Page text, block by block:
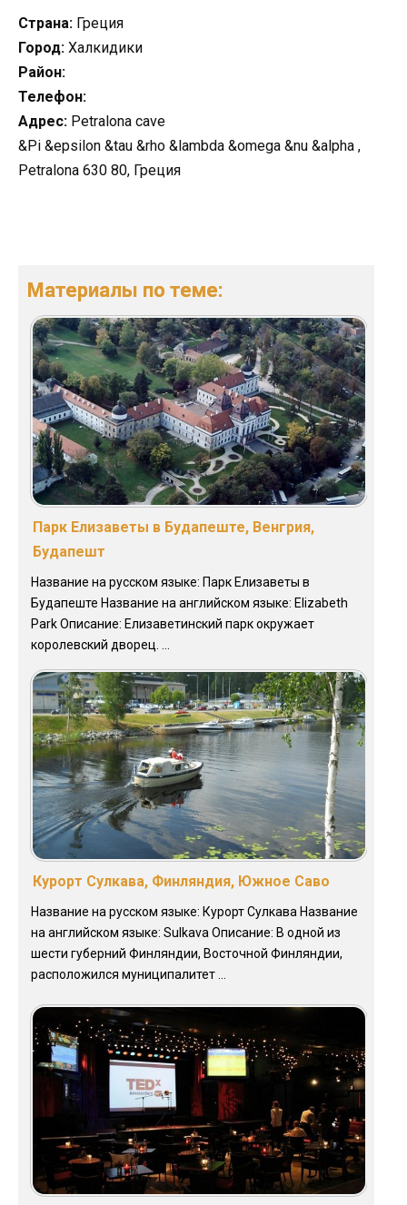
Страна: Греция
Город: Халкидики
Район:
Телефон:
Адрес: Petralona cave
&Pi &epsilon &tau &rho &lambda &omega &nu &alpha ,
Petralona 630 80, Греция
Материалы по теме:
Парк Елизаветы в Будапеште, Венгрия,
Будапешт
Название на русском языке: Парк Елизаветы в
Будапеште Название на английском языке: Elizabeth
Park Описание: Елизаветинский парк окружает
королевский дворец. ...
Курорт Сулкава, Финляндия, Южное Саво
Название на русском языке: Курорт Сулкава Название
на английском языке: Sulkava Описание: В одной из
шести губерний Финляндии, Восточной Финляндии,
расположился муниципалитет ...